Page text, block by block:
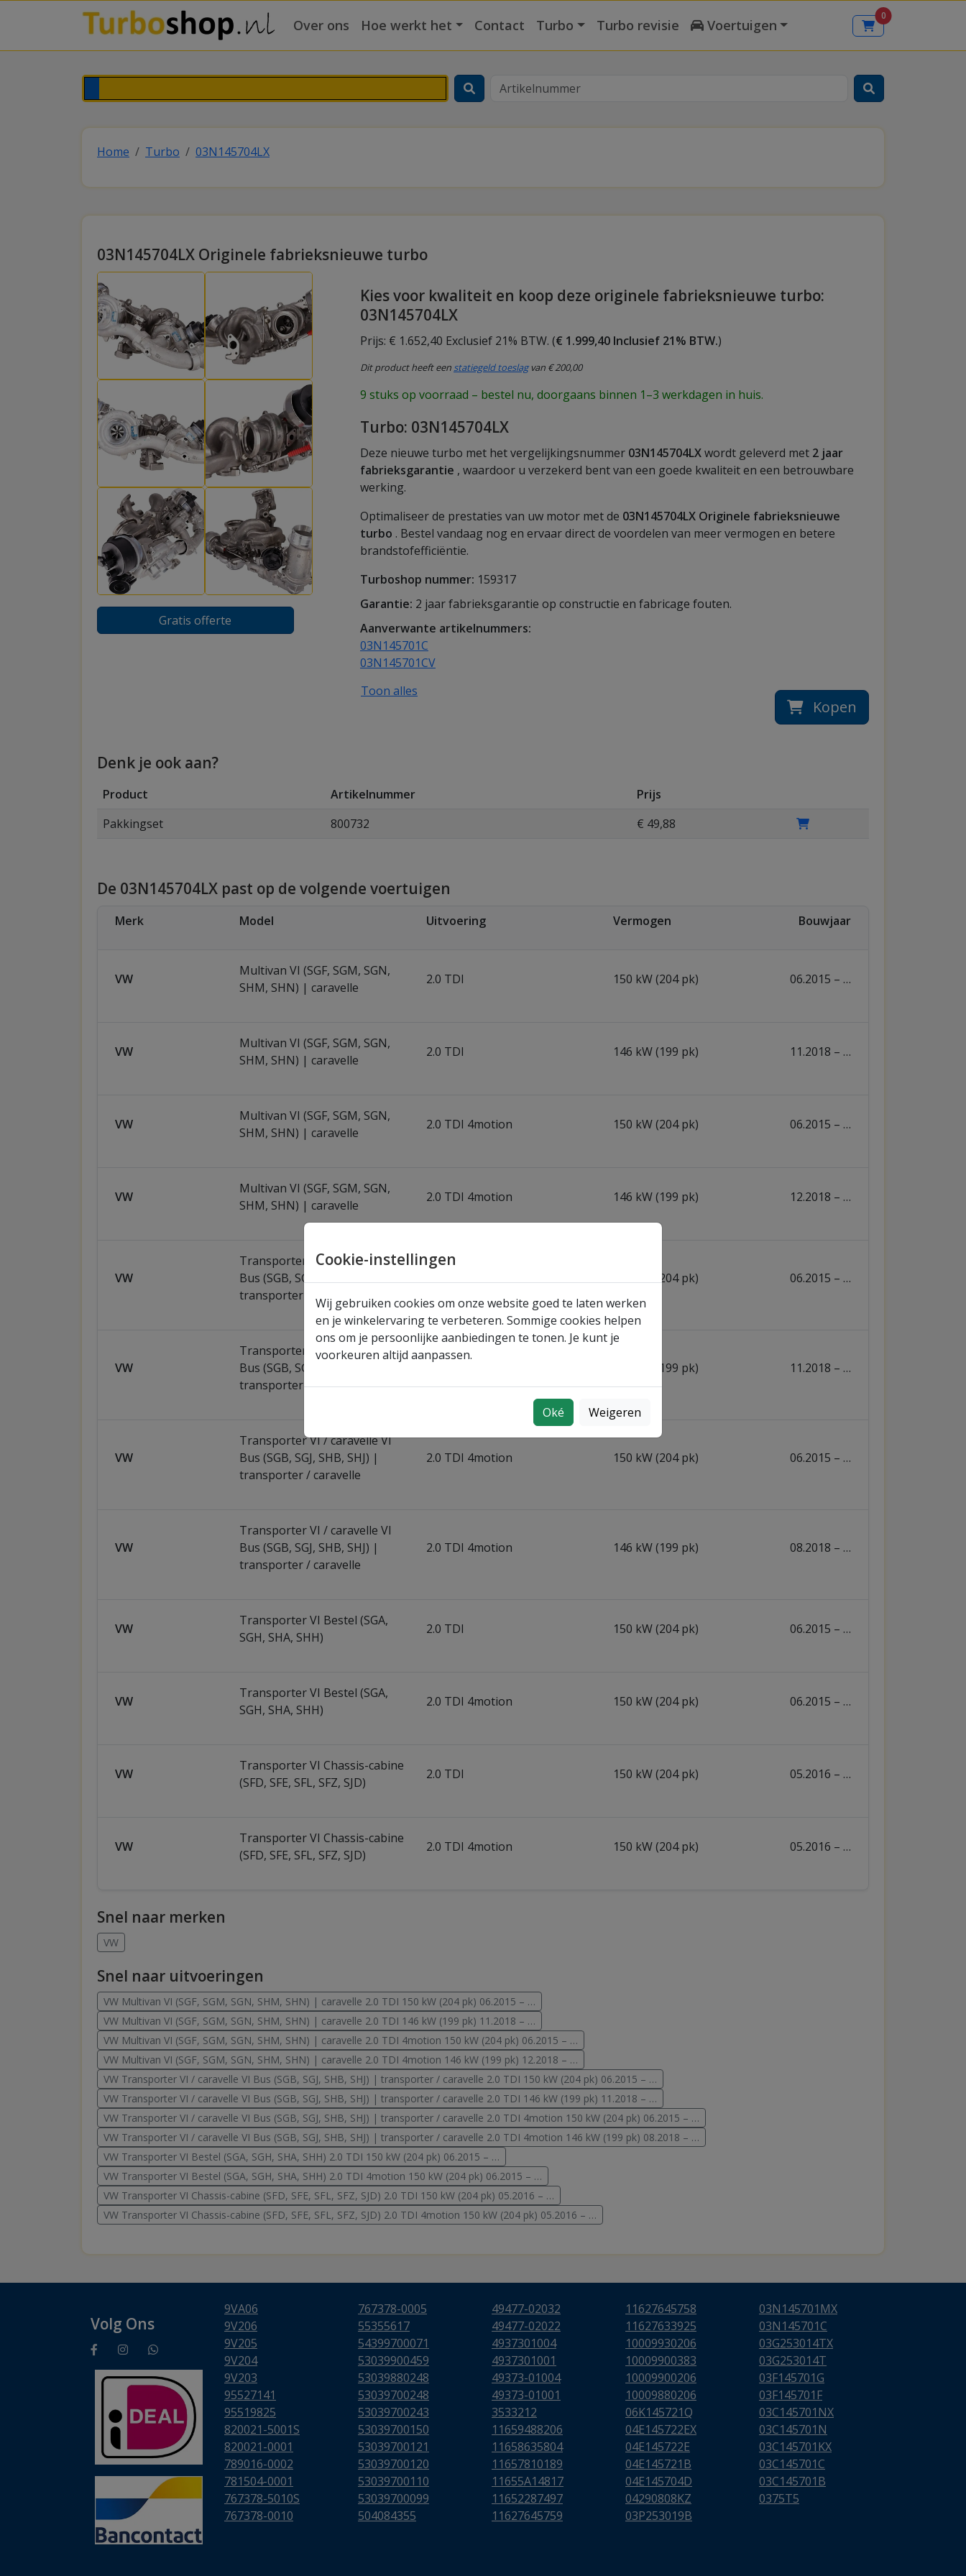
Over ons Hoe werkt het Contact Turbo Turbo revisie Voertuigen
0
Cookie-instellingen
Wij gebruiken cookies om onze website goed te laten werken
en je winkelervaring te verbeteren. Sommige cookies helpen
ons om je persoonlijke aanbiedingen te tonen. Je kunt je
voorkeuren altijd aanpassen.
Oké Weigeren
Home Turbo 03N145704LX
03N145704LX Originele fabrieksnieuwe turbo
Gratis offerte
Kies voor kwaliteit en koop deze originele fabrieksnieuwe turbo:
03N145704LX
Prijs: € 1.652,40 Exclusief 21% BTW. (€ 1.999,40 Inclusief 21% BTW.)
Dit product heeft een statiegeld toeslagvan € 200,00
9 stuks op voorraad – bestel nu, doorgaans binnen 1–3 werkdagen in huis.
Turbo: 03N145704LX
Deze nieuwe turbo met het vergelijkingsnummer 03N145704LXwordt geleverd met 2 jaar
fabrieksgarantie , waardoor u verzekerd bent van een goede kwaliteit en een betrouwbare
werking.
Optimaliseer de prestaties van uw motor met de 03N145704LX Originele fabrieksnieuwe
turbo . Bestel vandaag nog en ervaar direct de voordelen van meer vermogen en betere
brandstofefficiëntie.
Turboshop nummer: 159317
Garantie: 2 jaar fabrieksgarantie op constructie en fabricage fouten.
Aanverwante artikelnummers:
03N145701C
03N145701CV
Toon alles
Kopen
Denk je ook aan?
Product Artikelnummer
Prijs
Pakkingset
800732 € 49,88
De 03N145704LX past op de volgende voertuigen
Merk Model Uitvoering Vermogen Bouwjaar
VW
Multivan VI (SGF, SGM, SGN,
SHM, SHN) | caravelle
2.0 TDI 150 kW (204 pk) 06.2015 – …
VW
Multivan VI (SGF, SGM, SGN,
SHM, SHN) | caravelle
2.0 TDI 146 kW (199 pk) 11.2018 – …
VW
Multivan VI (SGF, SGM, SGN,
SHM, SHN) | caravelle
2.0 TDI 4motion 150 kW (204 pk) 06.2015 – …
VW
Multivan VI (SGF, SGM, SGN,
SHM, SHN) | caravelle
2.0 TDI 4motion 146 kW (199 pk) 12.2018 – …
VW
Transporter VI / caravelle VI
Bus (SGB, SGJ, SHB, SHJ) |
transporter / caravelle
150 kW (204 pk) 06.2015 – …
VW
Transporter VI / caravelle VI
Bus (SGB, SGJ, SHB, SHJ) |
transporter / caravelle
146 kW (199 pk) 11.2018 – …
VW
Transporter VI / caravelle VI
Bus (SGB, SGJ, SHB, SHJ) |
transporter / caravelle
2.0 TDI 4motion 150 kW (204 pk) 06.2015 – …
VW
Transporter VI / caravelle VI
Bus (SGB, SGJ, SHB, SHJ) |
transporter / caravelle
2.0 TDI 4motion 146 kW (199 pk) 08.2018 – …
VW
Transporter VI Bestel (SGA,
SGH, SHA, SHH)
2.0 TDI 150 kW (204 pk) 06.2015 – …
VW
Transporter VI Bestel (SGA,
SGH, SHA, SHH)
2.0 TDI 4motion 150 kW (204 pk) 06.2015 – …
VW
Transporter VI Chassis-cabine
(SFD, SFE, SFL, SFZ, SJD)
2.0 TDI 150 kW (204 pk) 05.2016 – …
VW
Transporter VI Chassis-cabine
(SFD, SFE, SFL, SFZ, SJD)
2.0 TDI 4motion 150 kW (204 pk) 05.2016 – …
Snel naar merken
VW
Snel naar uitvoeringen
VW Multivan VI (SGF, SGM, SGN, SHM, SHN) | caravelle 2.0 TDI 150 kW (204 pk) 06.2015 – …
VW Multivan VI (SGF, SGM, SGN, SHM, SHN) | caravelle 2.0 TDI 146 kW (199 pk) 11.2018 – …
VW Multivan VI (SGF, SGM, SGN, SHM, SHN) | caravelle 2.0 TDI 4motion 150 kW (204 pk) 06.2015 – …
VW Multivan VI (SGF, SGM, SGN, SHM, SHN) | caravelle 2.0 TDI 4motion 146 kW (199 pk) 12.2018 – …
VW Transporter VI / caravelle VI Bus (SGB, SGJ, SHB, SHJ) | transporter / caravelle 2.0 TDI 150 kW (204 pk) 06.2015 – …
VW Transporter VI / caravelle VI Bus (SGB, SGJ, SHB, SHJ) | transporter / caravelle 2.0 TDI 146 kW (199 pk) 11.2018 – …
VW Transporter VI / caravelle VI Bus (SGB, SGJ, SHB, SHJ) | transporter / caravelle 2.0 TDI 4motion 150 kW (204 pk) 06.2015 – …
VW Transporter VI / caravelle VI Bus (SGB, SGJ, SHB, SHJ) | transporter / caravelle 2.0 TDI 4motion 146 kW (199 pk) 08.2018 – …
VW Transporter VI Bestel (SGA, SGH, SHA, SHH) 2.0 TDI 150 kW (204 pk) 06.2015 – …
VW Transporter VI Bestel (SGA, SGH, SHA, SHH) 2.0 TDI 4motion 150 kW (204 pk) 06.2015 – …
VW Transporter VI Chassis-cabine (SFD, SFE, SFL, SFZ, SJD) 2.0 TDI 150 kW (204 pk) 05.2016 – …
VW Transporter VI Chassis-cabine (SFD, SFE, SFL, SFZ, SJD) 2.0 TDI 4motion 150 kW (204 pk) 05.2016 – …
Volg Ons
9VA06
9V206
9V205
9V204
9V203
95527141
95519825
820021-5001S
820021-0001
789016-0002
781504-0001
767378-5010S
767378-0010
767378-0005
55355617
54399700071
53039900459
53039880248
53039700248
53039700243
53039700150
53039700121
53039700120
53039700110
53039700099
504084355
49477-02032
49477-02022
4937301004
4937301001
49373-01004
49373-01001
3533212
11659488206
11658635804
11657810189
11655A14817
11652287497
11627645759
11627645758
11627633925
10009930206
10009900383
10009900206
10009880206
06K145721Q
04E145722EX
04E145722E
04E145721B
04E145704D
04290808KZ
03P253019B
03N145701MX
03N145701C
03G253014TX
03G253014T
03F145701G
03F145701F
03C145701NX
03C145701N
03C145701KX
03C145701C
03C145701B
0375T5